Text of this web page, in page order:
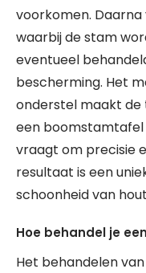
voorkomen.
waarbij de stam
eventueel
bescherming. Het
onderstel maakt
een
vraagt om precisie
resultaat is een
schoonheid van
Hoe behandel je
Het behandelen